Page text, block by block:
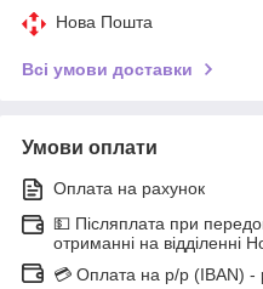
Нова Пошта
Всі умови доставки
Умови оплати
Оплата на рахунок
💵 Післяплата при
отриманні на відділенні
💳 Оплата на р/р (IBAN) -